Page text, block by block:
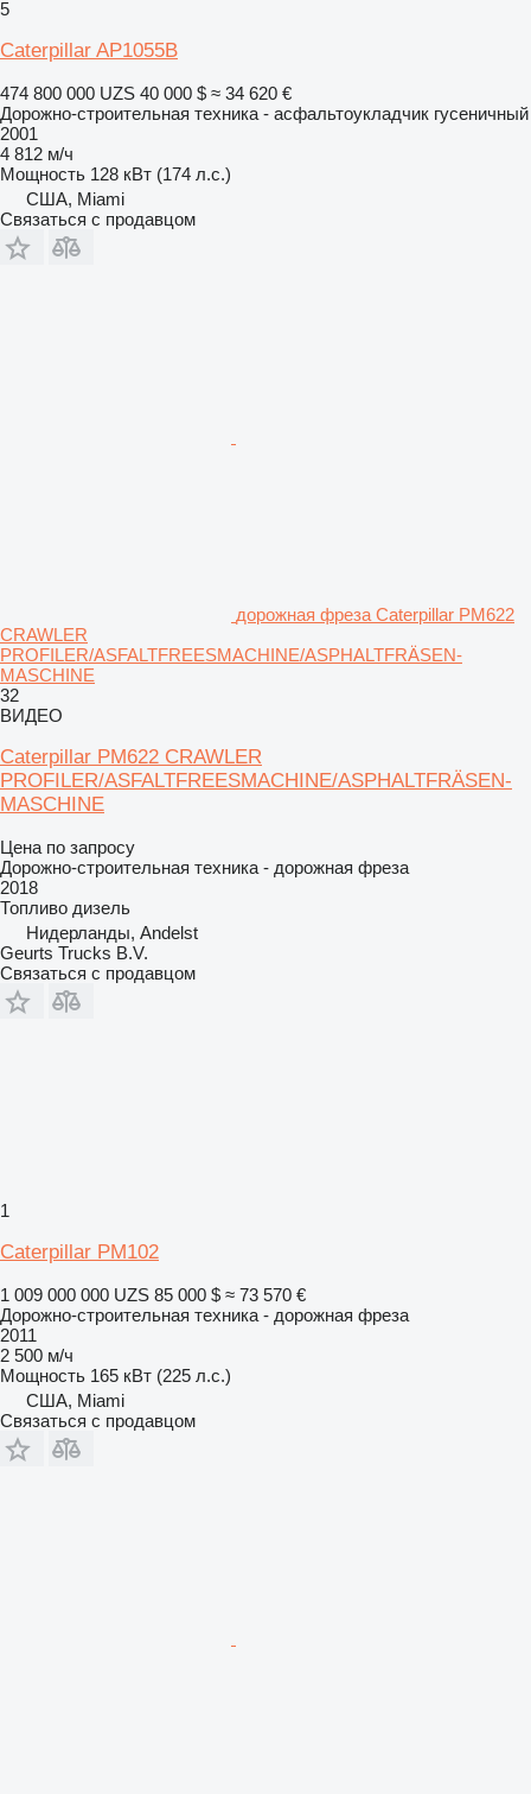
5
Caterpillar AP1055B
474 800 000 UZS 40 000 $ ≈ 34 620 €
Дорожно-строительная техника - асфальтоукладчик гусеничный
2001
4 812 м/ч
Мощность 128 кВт (174 л.с.)
США, Miami
Связаться с продавцом
дорожная фреза Caterpillar PM622
CRAWLER
PROFILER/ASFALTFREESMACHINE/ASPHALTFRÄSEN-
MASCHINE
32
ВИДЕО
Caterpillar PM622 CRAWLER
PROFILER/ASFALTFREESMACHINE/ASPHALTFRÄSEN-
MASCHINE
Цена по запросу
Дорожно-строительная техника - дорожная фреза
2018
Топливо дизель
Нидерланды, Andelst
Geurts Trucks B.V.
Связаться с продавцом
1
Caterpillar PM102
1 009 000 000 UZS 85 000 $ ≈ 73 570 €
Дорожно-строительная техника - дорожная фреза
2011
2 500 м/ч
Мощность 165 кВт (225 л.с.)
США, Miami
Связаться с продавцом